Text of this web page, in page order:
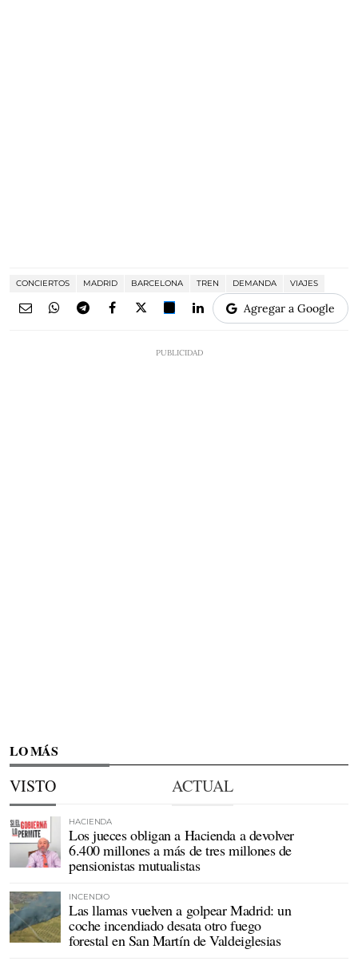
CONCIERTOS MADRID BARCELONA TREN DEMANDA VIAJES
Agregar a Google
LO MÁS
VISTO ACTUAL
HACIENDA
Los jueces obligan a Hacienda a devolver
6.400 millones a más de tres millones de
pensionistas mutualistas
INCENDIO
Las llamas vuelven a golpear Madrid: un
coche incendiado desata otro fuego
forestal en San Martín de Valdeiglesias